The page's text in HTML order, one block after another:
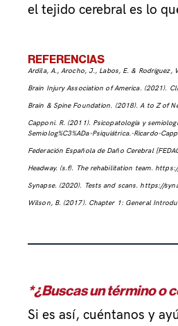
el tejido cerebral es lo
REFERENCIAS
Ardila, A., Arocho, J., Labos, E. & Rodríguez,
Brain Injury Association of America. (2021).
Brain & Spine Foundation. (2018). A to Z of
Capponi. R. (2011). Psicopatología y
Semiolog%C3%ADa-Psiquiátrica.-Ricardo-
Federación Española de Daño Cerebral
Headway. (s.f). The rehabilitation team.
Synapse. (2020). Tests and scans. https://
Wilson, B. (2017). Chapter 1: General
*¿Buscas un término o
Si es así, cuéntanos y